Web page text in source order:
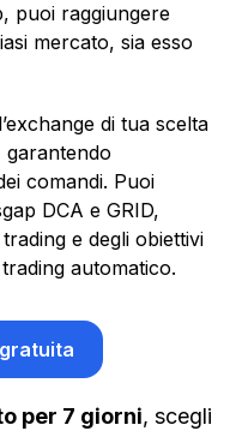
puoi raggiungere
mercato, sia esso
di tua scelta
comandi. Puoi
DCA e GRID,
e degli obiettivi
automatico.
per 7 giorni, scegli